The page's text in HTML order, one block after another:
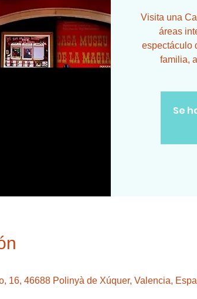
Visita una
áreas
espectáculo
familia,
Se
16, 46688 Polinyà de Xúquer, Valencia,